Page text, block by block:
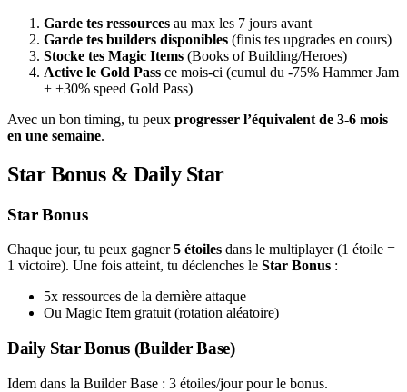
Garde tes ressources au max les 7 jours avant
Garde tes builders disponibles (finis tes upgrades en cours)
Stocke tes Magic Items (Books of Building/Heroes)
Active le Gold Pass ce mois-ci (cumul du -75% Hammer Jam
+ +30% speed Gold Pass)
Avec un bon timing, tu peux progresser l’équivalent de 3-6 mois
en une semaine.
Star Bonus & Daily Star
Star Bonus
Chaque jour, tu peux gagner5 étoiles dans le multiplayer (1 étoile =
1 victoire). Une fois atteint, tu déclenches le Star Bonus :
5x ressources de la dernière attaque
Ou Magic Item gratuit (rotation aléatoire)
Daily Star Bonus (Builder Base)
Idem dans la Builder Base : 3 étoiles/jour pour le bonus.